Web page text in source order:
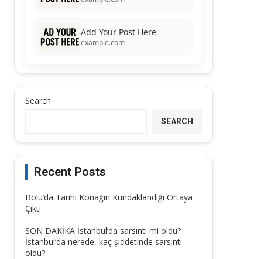
Add Your Post Here
example.com
Search
SEARCH
Recent Posts
Bolu’da Tarihi Konağın Kundaklandığı Ortaya
Çıktı
SON DAKİKA İstanbul’da sarsıntı mi oldu?
İstanbul’da nerede, kaç şiddetinde sarsıntı
oldu?